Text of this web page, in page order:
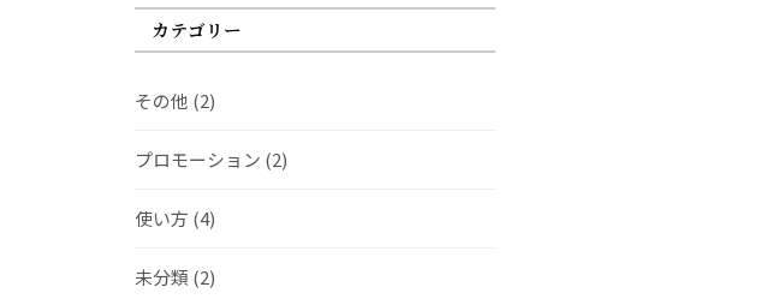
カテゴリー
その他 (2)
プロモーション (2)
使い方 (4)
未分類 (2)